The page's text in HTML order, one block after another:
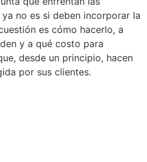
no es si deben incorporar la
es cómo hacerlo, a
y a qué costo para
desde un principio, hacen
por sus clientes.